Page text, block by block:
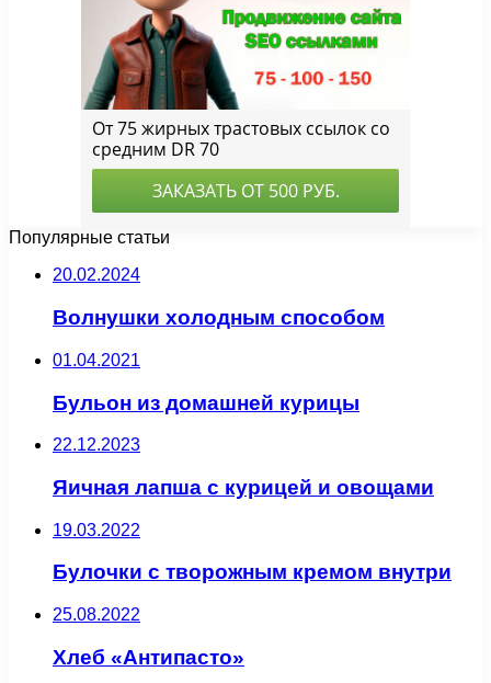
Популярные статьи
20.02.2024
Волнушки холодным способом
01.04.2021
Бульон из домашней курицы
22.12.2023
Яичная лапша с курицей и овощами
19.03.2022
Булочки с творожным кремом внутри
25.08.2022
Хлеб «Антипасто»